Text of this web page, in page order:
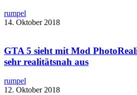
rumpel
14. Oktober 2018
GTA 5 sieht mit ​Mod
sehr realitätsnah aus
rumpel
12. Oktober 2018